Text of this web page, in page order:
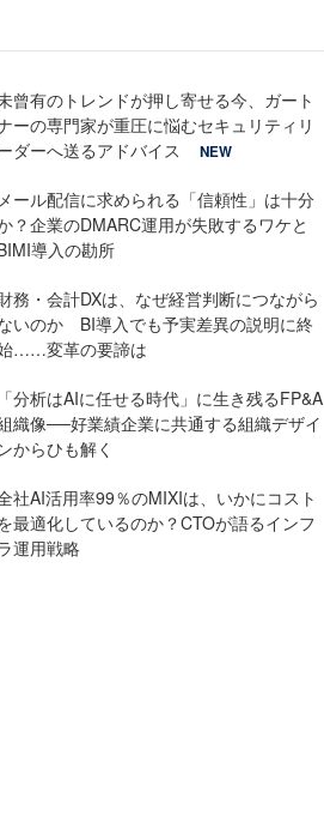
曾有のトレンドが押し寄せる今、ガート
ーの専門家が重圧に悩むセキュリティリ
ダーへ送るアドバイス
NEW
メール配信に求められる「信頼性」は十分
？企業のDMARC運用が失敗するワケと
導入の勘所
務・会計DXは、なぜ経営判断につながら
いのか BI導入でも予実差異の説明に終
……変革の要諦は
「分析はAIに任せる時代」に生き残るFP&A
織像──好業績企業に共通する組織デザイ
ンからひも解く
社AI活用率99％のMIXIは、いかにコスト
最適化しているのか？CTOが語るインフ
運用戦略